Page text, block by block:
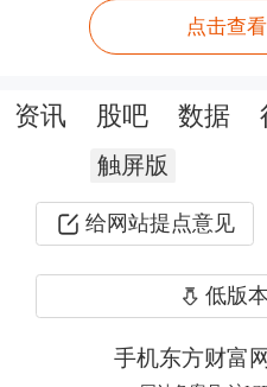
图片来源
由于加征关税导致
望而却步，以及巴
量减少，海关总
2025年3月中国大
点击查
资讯 股吧 数据
触屏版
给网站提点意见
低版
手机东方财富